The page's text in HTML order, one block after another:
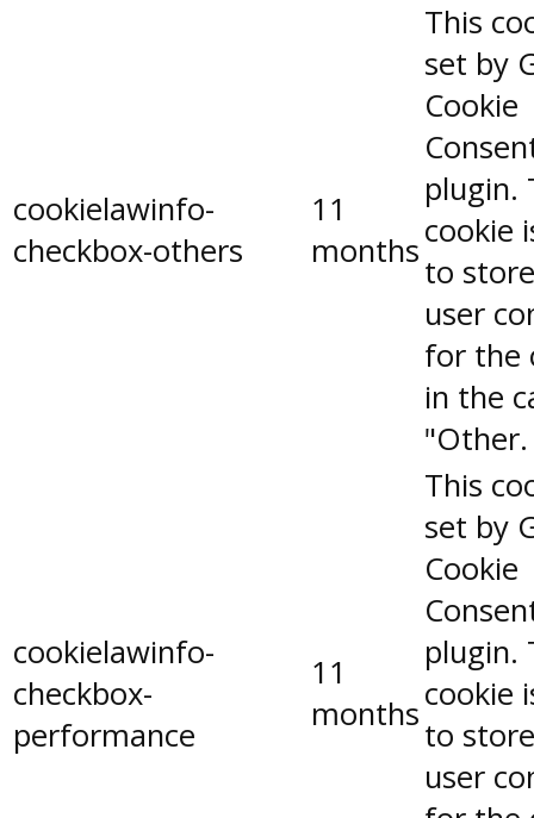
cookielawinfo-
checkbox-others
11
months
This
set by
Cookie
plugin.
cookie
to
user
for the
in the
"Other.
cookielawinfo-
checkbox-
performance
11
months
This
set by
Cookie
plugin.
cookie
to
user